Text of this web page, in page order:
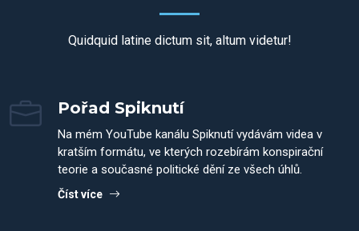
Quidquid latine dictum sit, altum videtur!
Pořad Spiknutí
Na mém YouTube kanálu Spiknutí vydávám videa v
kratším formátu, ve kterých rozebírám konspirační
teorie a současné politické dění ze všech úhlů.
Číst více